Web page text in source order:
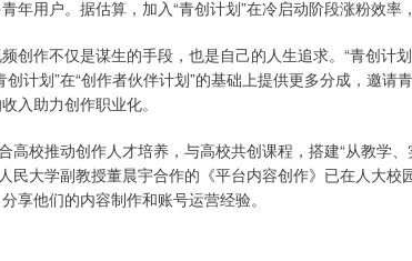
年用户。据估算，加入“青创计划”在冷启动阶段涨粉效率
创作不仅是谋生的手段，也是自己的人生追求。“青创计
计划”在“创作者伙伴计划”的基础上提供更多分成，邀请
入助力创作职业化。
高校推动创作人才培养，与高校共创课程，搭建“从教学
民大学副教授董晨宇合作的《平台内容创作》已在人大
享他们的内容制作和账号运营经验。